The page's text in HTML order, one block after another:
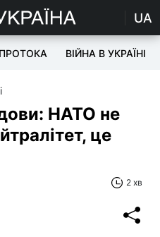
UA
ВІЙНА В УКРАЇНІ
НАТО не
це
2 хв